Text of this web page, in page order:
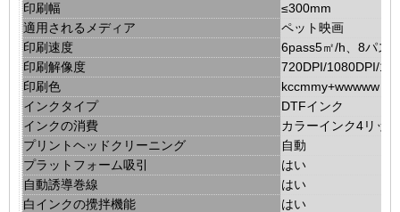
印刷幅
≤300mm
適用されるメディア
ペット映画
印刷速度
6pass5㎡/h、8パス3
印刷解像度
720DPI/1080DPI/
印刷色
kccmmy+wwwww
インクタイプ
DTFインク
インクの消費
カラーインク4リッ
プリントヘッドクリーニング
自動
プラットフォーム吸引
はい
自動誘導巻線
はい
白インクの攪拌機能
はい